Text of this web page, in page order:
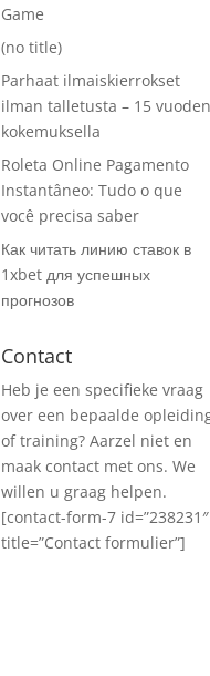
Game
(no title)
Parhaat ilmaiskierrokset
ilman talletusta – 15 vuoden
kokemuksella
Roleta Online Pagamento
Instantâneo: Tudo o que
você precisa saber
Как читать линию ставок в
1xbet для успешных
прогнозов
Contact
Heb je een specifieke vraag
over een bepaalde
of training? Aarzel niet en
maak contact met ons. We
willen u graag helpen.
[contact-form-7 id=”238231″
title=”Contact formulier”]